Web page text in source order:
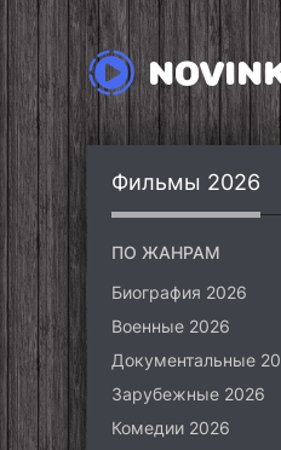
Фильмы 2026
ПО ЖАНРАМ
Биография 2026
Военные 2026
Зарубежные 2026
Комедии 2026